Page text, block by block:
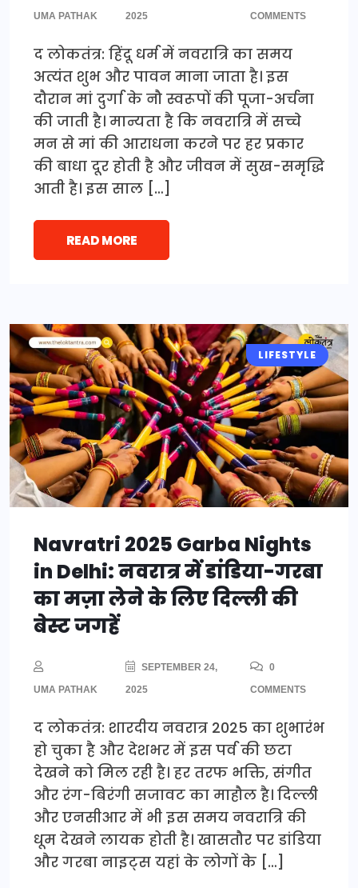
UMA PATHAK
2025
COMMENTS
द लोकतंत्र: हिंदू धर्म में नवरात्रि का समय
अत्यंत शुभ और पावन माना जाता है। इस
दौरान मां दुर्गा के नौ स्वरूपों की पूजा-अर्चना
की जाती है। मान्यता है कि नवरात्रि में सच्चे
मन से मां की आराधना करने पर हर प्रकार
की बाधा दूर होती है और जीवन में सुख-समृद्धि
आती है। इस साल […]
READ MORE
LIFESTYLE
Navratri 2025 Garba Nights
in Delhi: नवरात्र में डांडिया-गरबा
का मज़ा लेने के लिए दिल्ली की
बेस्ट जगहें
UMA PATHAK
SEPTEMBER 24,
2025
0
COMMENTS
द लोकतंत्र: शारदीय नवरात्र 2025 का शुभारंभ
हो चुका है और देशभर में इस पर्व की छटा
देखने को मिल रही है। हर तरफ भक्ति, संगीत
और रंग-बिरंगी सजावट का माहौल है। दिल्ली
और एनसीआर में भी इस समय नवरात्रि की
धूम देखने लायक होती है। खासतौर पर डांडिया
और गरबा नाइट्स यहां के लोगों के […]